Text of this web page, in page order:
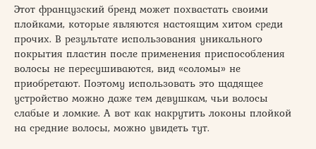
Этот французский бренд может похвастать своими
плойками, которые являются настоящим хитом среди
прочих. В результате использования уникального
покрытия пластин после применения приспособления
волосы не пересушиваются, вид «соломы» не
приобретают. Поэтому использовать это щадящее
устройство можно даже тем девушкам, чьи волосы
слабые и ломкие. А вот как накрутить локоны плойкой
на средние волосы, можно увидеть тут.